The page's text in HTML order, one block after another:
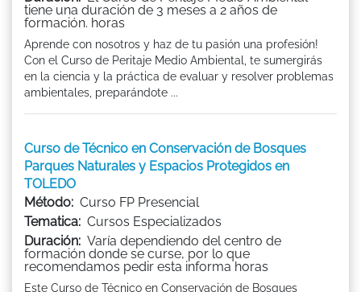
tiene una duración de 3 meses a 2 años de
formación. horas
Aprende con nosotros y haz de tu pasión una profesión!
Con el Curso de Peritaje Medio Ambiental, te sumergirás
en la ciencia y la práctica de evaluar y resolver problemas
ambientales, preparándote ...
Curso de Técnico en Conservación de Bosques
Parques Naturales y Espacios Protegidos en
TOLEDO
Método: Curso FP Presencial
Tematica: Cursos Especializados
Duración: Varía dependiendo del centro de
formación donde se curse, por lo que
recomendamos pedir esta informa horas
Este Curso de Técnico en Conservación de Bosques